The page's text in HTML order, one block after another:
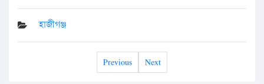
হাজীগঞ্জ
Previous Next